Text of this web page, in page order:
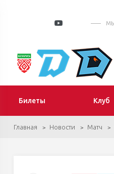
Билеты Клуб
Главная Новости Матч